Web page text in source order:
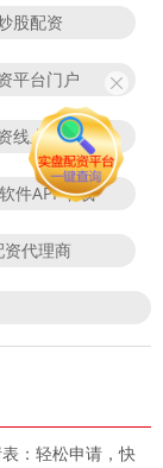
股配资
平台门户
线上平台
件APP下载
资代理商
：轻松申请，快